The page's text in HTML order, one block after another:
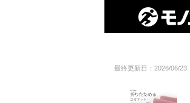
最終更新日：2026/06/23